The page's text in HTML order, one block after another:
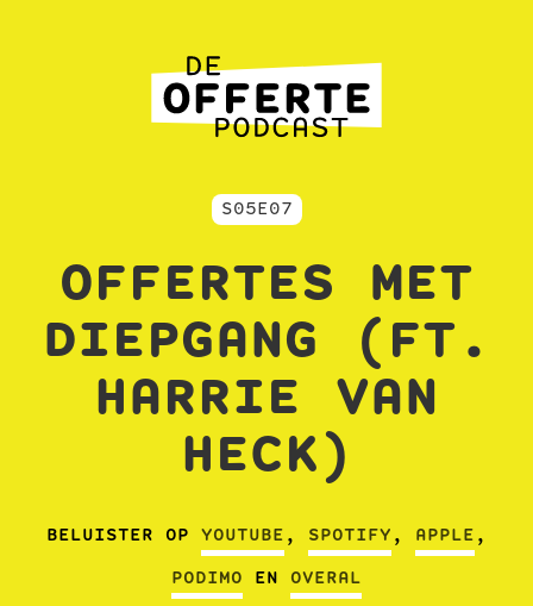
S05E07
OFFERTES MET
DIEPGANG (FT.
HARRIE VAN
HECK)
BELUISTER OP YOUTUBE , SPOTIFY , APPLE ,
PODIMO EN OVERAL